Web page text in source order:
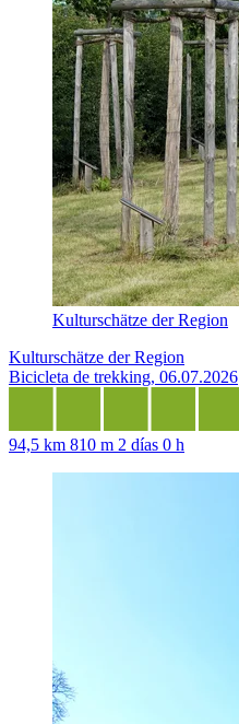
Kulturschätze der Region
Kulturschätze der Region
Bicicleta de trekking, 06.07.2026
94,5 km 810 m 2 días 0 h